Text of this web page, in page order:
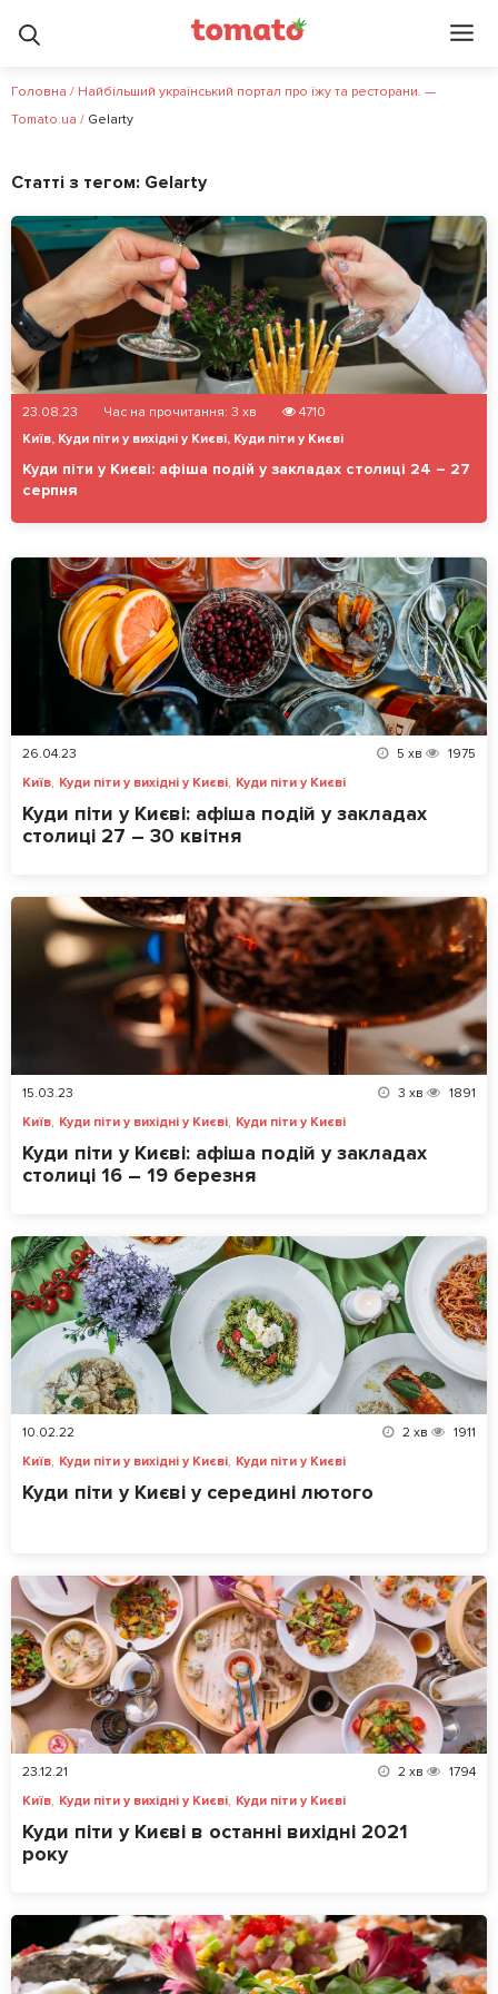
Головна / Найбільший український портал про їжу та ресторани. —
Tomato.ua / Gelarty
Статті з тегом: Gelarty
23.08.23 Час на прочитання: 3 хв
4710
Київ, Куди піти у вихідні у Києві, Куди піти у Києві
Куди піти у Києві: афіша подій у закладах столиці 24 – 27
серпня
26.04.23 5 хв
1975
Київ, Куди піти у вихідні у Києві, Куди піти у Києві
Куди піти у Києві: афіша подій у закладах
столиці 27 – 30 квітня
15.03.23 3 хв
1891
Київ, Куди піти у вихідні у Києві, Куди піти у Києві
Куди піти у Києві: афіша подій у закладах
столиці 16 – 19 березня
10.02.22 2 хв
1911
Київ, Куди піти у вихідні у Києві, Куди піти у Києві
Куди піти у Києві у середині лютого
23.12.21 2 хв
1794
Київ, Куди піти у вихідні у Києві, Куди піти у Києві
Куди піти у Києві в останні вихідні 2021
року